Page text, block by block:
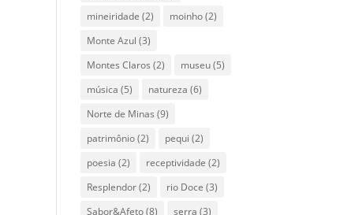
mineiridade (2) moinho(2)
Monte Azul (3)
Montes Claros (2) museu(5)
música (5) natureza (6)
Norte de Minas (9)
patrimônio(2) pequi (2)
poesia (2) receptividade (2)
Resplendor(2) rio Doce (3)
Sabor&Afeto(8) serra (3)